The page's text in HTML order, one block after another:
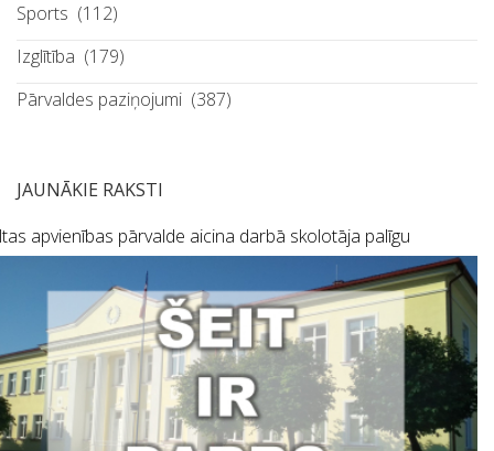
Sports (112)
Izglītība (179)
Pārvaldes paziņojumi (387)
JAUNĀKIE RAKSTI
apvienības pārvalde aicina darbā skolotāja palīgu